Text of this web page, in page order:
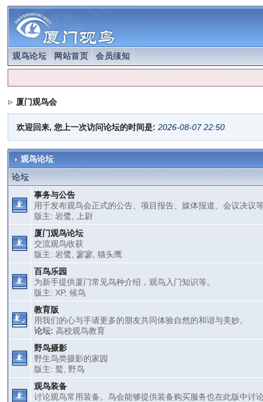
观鸟论坛 网站首页 会员须知
厦门观鸟会
欢迎回来, 您上一次访问论坛的时间是:2026-08-07 22:50
观鸟论坛
论坛
事务与公告
用于发布观鸟会正式的公告、项目报告、媒体报道、会议决议
版主:岩鹭
上尉
厦门观鸟论坛
交流观鸟收获
版主:岩鹭 ,寥寥 ,猫头鹰
百鸟乐园
为新手提供厦门常见鸟种介绍，观鸟入门知识等。
版主: XP,候鸟
教育版
用我们的心与手请更多的朋友共同体验自然的和谐与美妙。
论坛: 高校观鸟教育
野鸟摄影
野生鸟类摄影的家园
版主:鹫 野鸟
观鸟装备
讨论观鸟常用装备。鸟会能够提供装备购买服务也在此版中讨